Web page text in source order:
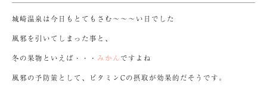
城崎温泉は今日もとてもさむ～～～い日でした
風邪を引いてしまった事と、
冬の果物といえば・・・ みかんですよね
風邪の予防策として、ビタミンCの摂取が効果的だそうです。